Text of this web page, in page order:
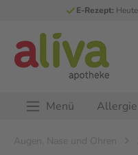
E-Rezept:
Menü Allergie
Augen, Nase und Ohren